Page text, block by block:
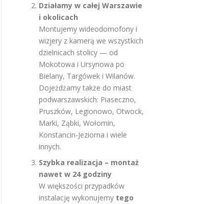
Działamy w całej Warszawie
i okolicach
Montujemy wideodomofony i
wizjery z kamerą we wszystkich
dzielnicach stolicy — od
Mokotowa i Ursynowa po
Bielany, Targówek i Wilanów.
Dojeżdżamy także do miast
podwarszawskich: Piaseczno,
Pruszków, Legionowo, Otwock,
Marki, Ząbki, Wołomin,
Konstancin-Jeziorna i wiele
innych.
Szybka realizacja – montaż
nawet w 24 godziny
W większości przypadków
instalację wykonujemy tego